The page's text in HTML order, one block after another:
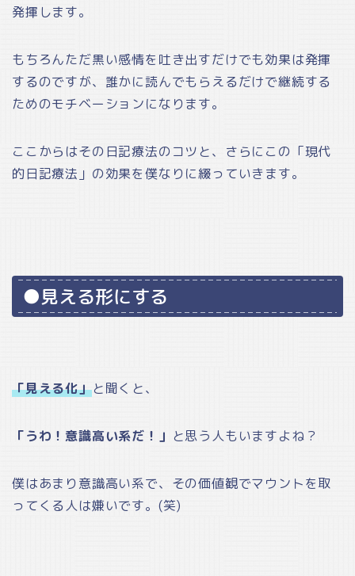
発揮します。
もちろんただ黒い感情を吐き出すだけでも効果は発揮
するのですが、誰かに読んでもらえるだけで継続する
ためのモチベーションになります。
ここからはその日記療法のコツと、さらにこの「現代
的日記療法」の効果を僕なりに綴っていきます。
●見える形にする
「見える化」と聞くと、
「うわ！意識高い系だ！」 と思う人もいますよね？
僕はあまり意識高い系で、その価値観でマウントを取
ってくる人は嫌いです。(笑)